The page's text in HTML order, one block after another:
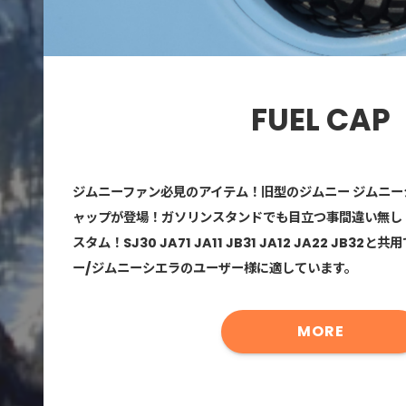
FUEL CAP
ジムニーファン必見のアイテム！旧型のジムニー ジムニ
ャップが登場！ガソリンスタンドでも目立つ事間違い無
スタム！SJ30 JA71 JA11 JB31 JA12 JA22 JB32と共用
ー/ジムニーシエラのユーザー様に適しています。
MORE